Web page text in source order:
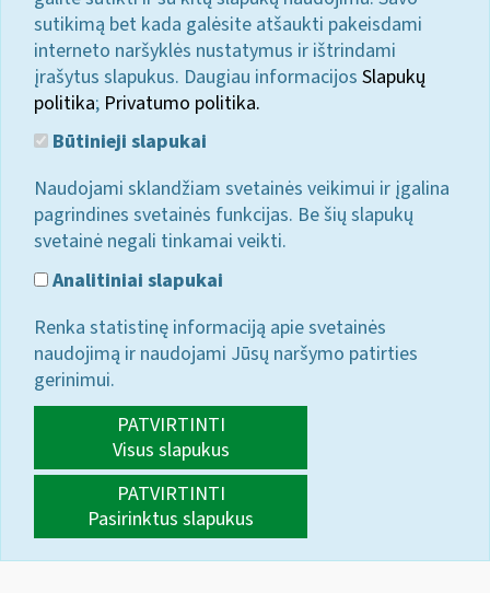
sutikimą bet kada galėsite atšaukti pakeisdami
interneto naršyklės nustatymus ir ištrindami
įrašytus slapukus. Daugiau informacijos Slapukų
politika; Privatumo politika.
Būtinieji slapukai
Naudojami sklandžiam svetainės veikimui ir įgalina
pagrindines svetainės funkcijas. Be šių slapukų
svetainė negali tinkamai veikti.
Analitiniai slapukai
Renka statistinę informaciją apie svetainės
naudojimą ir naudojami Jūsų naršymo patirties
gerinimui.
PATVIRTINTI
Visus slapukus
PATVIRTINTI
Pasirinktus slapukus